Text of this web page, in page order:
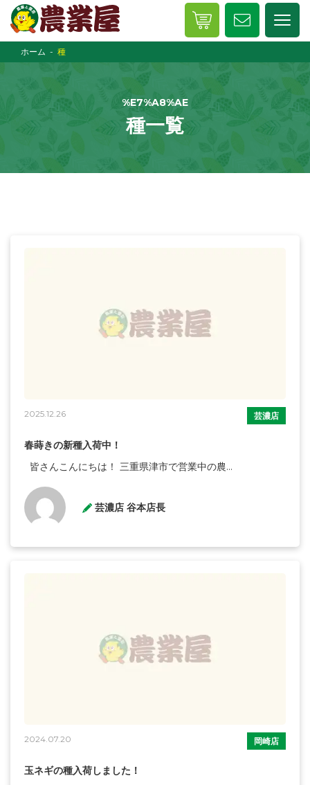
ホーム 種
%E7%A8%AE
種一覧
2025.12.26 芸濃店
春蒔きの新種入荷中！
皆さんこんにちは！ 三重県津市で営業中の農...
芸濃店 谷本店長
2024.07.20 岡崎店
玉ネギの種入荷しました！